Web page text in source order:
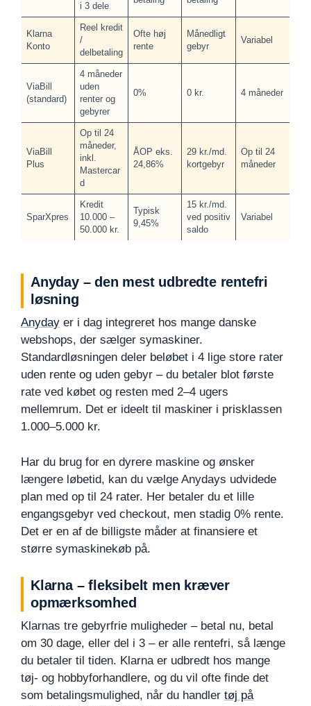
i 3 dele
Klarna
Konto
Reel kredit
/
delbetaling
Ofte høj
rente
Månedligt
gebyr
Variabel
ViaBill
(standard)
4 måneder
uden
renter og
gebyrer
0% 0 kr. 4 måneder
ViaBill
Plus
Op til 24
måneder,
inkl.
Mastercar
d
ÅOP eks.
24,86%
29 kr./md.
kortgebyr
Op til 24
måneder
SparXpres
Kredit
10.000 –
50.000 kr.
Typisk
9,45%
15 kr./md.
ved positiv
saldo
Variabel
Anyday – den mest udbredte rentefri
løsning
Anyday er i dag integreret hos mange danske
webshops, der sælger symaskiner.
Standardløsningen deler beløbet i 4 lige store rater
uden rente og uden gebyr – du betaler blot første
rate ved købet og resten med 2–4 ugers
mellemrum. Det er ideelt til maskiner i prisklassen
1.000–5.000 kr.
Har du brug for en dyrere maskine og ønsker
længere løbetid, kan du vælge Anydays udvidede
plan med op til 24 rater. Her betaler du et lille
engangsgebyr ved checkout, men stadig 0% rente.
Det er en af de billigste måder at finansiere et
større symaskinekøb på.
Klarna – fleksibelt men kræver
opmærksomhed
Klarnas tre gebyrfrie muligheder – betal nu, betal
om 30 dage, eller del i 3 – er alle rentefri, så længe
du betaler til tiden. Klarna er udbredt hos mange
tøj- og hobbyforhandlere, og du vil ofte finde det
som betalingsmulighed, når du handler tøj på